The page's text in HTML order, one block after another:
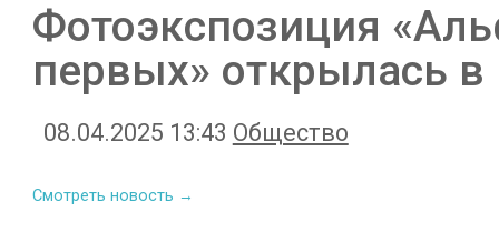
Фотоэкспозиция
первых» открылась в
08.04.2025 13:43 Общество
Смотреть новость →